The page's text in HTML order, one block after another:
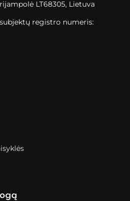
LT68305, Lietuva
registro numeris: